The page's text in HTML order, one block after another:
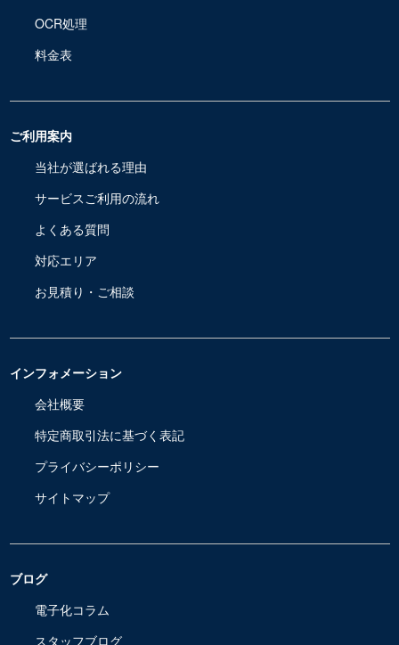
OCR処理
料金表
ご利用案内
当社が選ばれる理由
サービスご利用の流れ
よくある質問
対応エリア
お見積り・ご相談
インフォメーション
会社概要
特定商取引法に基づく表記
プライバシーポリシー
サイトマップ
ブログ
電子化コラム
スタッフブログ